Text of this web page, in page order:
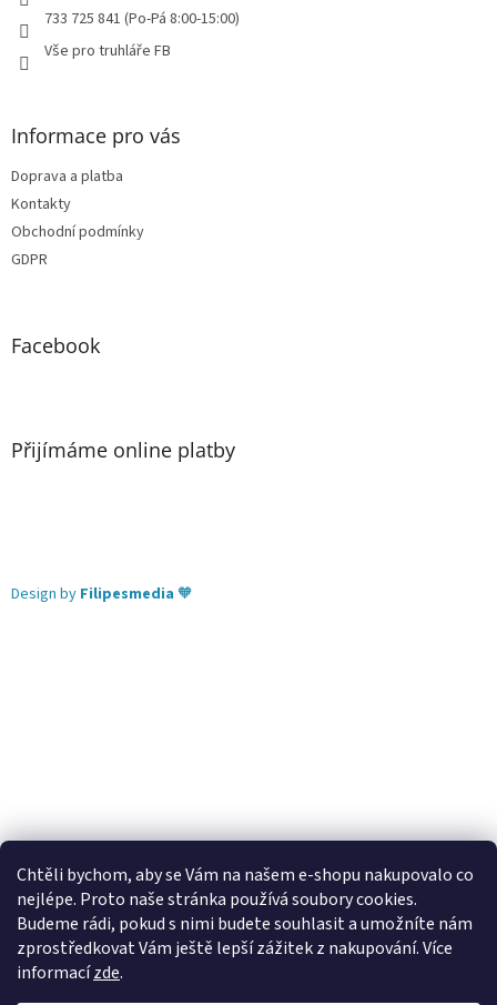
Chtěli bychom, aby se Vám na našem e-shopu nakupovalo co
nejlépe. Proto naše stránka používá soubory cookies.
Budeme rádi, pokud s nimi budete souhlasit a umožníte nám
zprostředkovat Vám ještě lepší zážitek z nakupování.Více
informacízde.
733 725 841 (Po-Pá 8:00-15:00)
Vše pro truhláře FB
Informace pro vás
Doprava a platba
Kontakty
Obchodní podmínky
GDPR
Facebook
Přijímáme online platby
Design by Filipesmedia 🧡
Lekva nábytek ubytování pod Pálavou kování Tulip
úchytky Gamet
úchytky Siro Blum - perfecting motion